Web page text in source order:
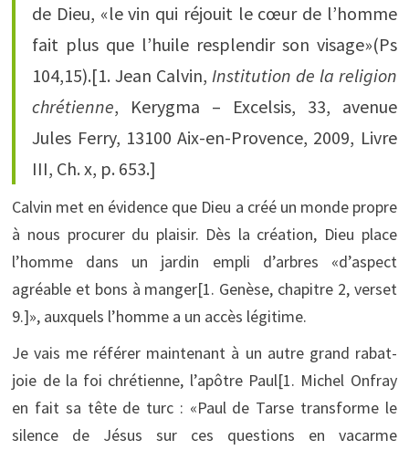
de Dieu, «le vin qui réjouit le cœur de l’homme
fait plus que l’huile resplendir son visage»(Ps
104,15).[1. Jean Calvin, Institution de la religion
chrétienne, Kerygma – Excelsis, 33, avenue
Jules Ferry, 13100 Aix-en-Provence, 2009, Livre
III, Ch. x, p. 653.]
Calvin met en évidence que Dieu a créé un monde propre
à nous procurer du plaisir. Dès la création, Dieu place
l’homme dans un jardin empli d’arbres «d’aspect
agréable et bons à manger[1. Genèse, chapitre 2, verset
9.]», auxquels l’homme a un accès légitime.
Je vais me référer maintenant à un autre grand rabat-
joie de la foi chrétienne, l’apôtre Paul[1. Michel Onfray
en fait sa tête de turc : «Paul de Tarse transforme le
silence de Jésus sur ces questions en vacarme